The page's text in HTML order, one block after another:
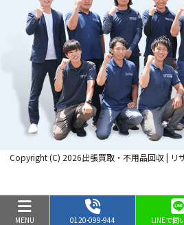
Copyright (C) 2026出張買取・不用品回収 | リ
MENU 0120-099-944 LINEで問